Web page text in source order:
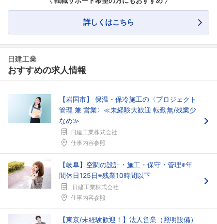
詳しくはこちら
日建工業
おすすめの求人情報
【岩国市】 保温・保冷施工の〈プロジェクト
管理 兼 営業〉≪未経験大歓迎 転勤無/残業少
なめ≫
日建工業株式会社
仕事内容参照
【岐阜】空調の設計・施工・保守・管理※年
間休日125日※残業10時間以下
日建工業株式会社
仕事内容参照
【東京/未経験歓迎！】法人営業（照明設備）